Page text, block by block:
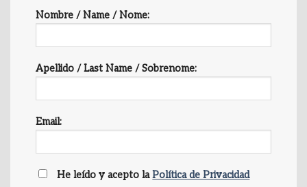
Nombre / Name / Nome:
Apellido / Last Name / Sobrenome:
Email:
He leído y acepto laPolítica de Privacidad